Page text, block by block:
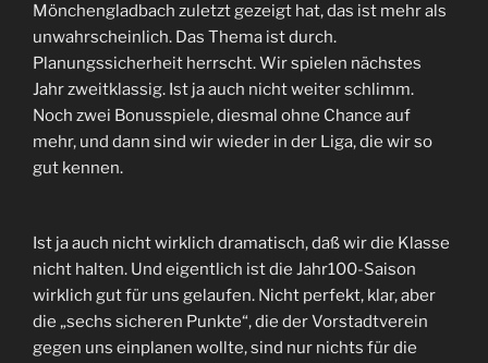
Mönchengladbach zuletzt gezeigt hat, das ist mehr als
unwahrscheinlich. Das Thema ist durch.
Planungssicherheit herrscht. Wir spielen nächstes
Jahr zweitklassig. Ist ja auch nicht weiter schlimm.
Noch zwei Bonusspiele, diesmal ohne Chance auf
mehr, und dann sind wir wieder in der Liga, die wir so
gut kennen.
Ist ja auch nicht wirklich dramatisch, daß wir die Klasse
nicht halten. Und eigentlich ist die Jahr100-Saison
wirklich gut für uns gelaufen. Nicht perfekt, klar, aber
die „sechs sicheren Punkte“, die der Vorstadtverein
gegen uns einplanen wollte, sind nur nichts für die